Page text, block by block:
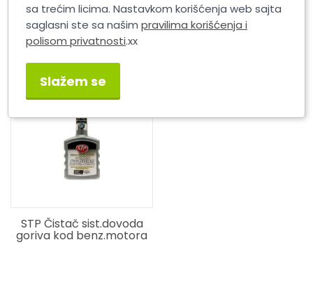
STP Čistač dizni
benz.motora 200 ml
STP Čistač
benz.sist.dovoda goriva
200 ml
STP Čistač sist.dovoda
goriva kod benz.motora
sa trećim licima. Nastavkom korišćenja web sajta
saglasni ste sa našimpravilima korišćenja i
polisom privatnosti.xx
Slažem se